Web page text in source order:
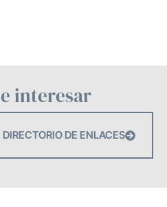
interesar
DIRECTORIO DE ENLACES